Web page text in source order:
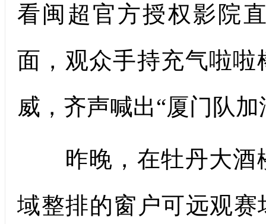
看闽超官方授权影院
面，观众手持充气啦
威，齐声喊出“厦门队加
昨晚，在牡丹大酒
域整排的窗户可远观